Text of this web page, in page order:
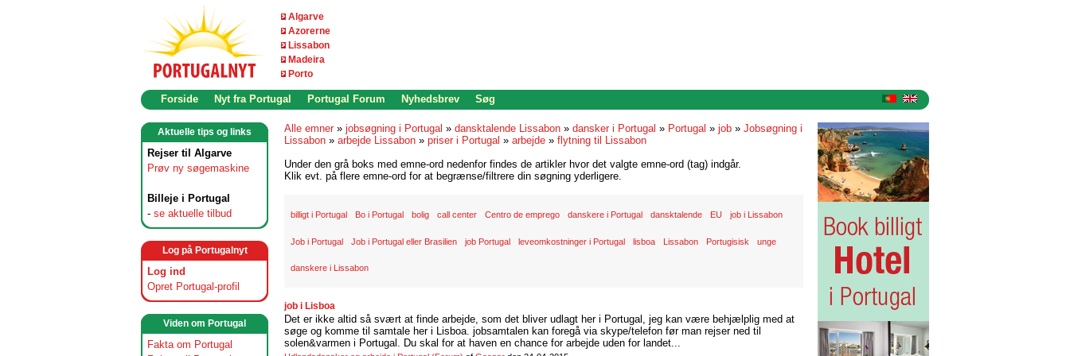
Algarve
Azorerne
Lissabon
Madeira
Porto
Forside Nyt fra Portugal Portugal Forum Nyhedsbrev Søg
Aktuelle tips og links
Rejser til Algarve
Prøv ny søgemaskine
Billeje i Portugal
- se aktuelle tilbud
Log på Portugalnyt
Log ind
Opret Portugal-profil
Viden om Portugal
Fakta om Portugal
Alle emner » jobsøgning i Portugal » dansktalende Lissabon » dansker i Portugal » Portugal » job » Jobsøgning i
Lissabon » arbejde Lissabon » priser i Portugal » arbejde » flytning til Lissabon
Under den grå boks med emne-ord nedenfor findes de artikler hvor det valgte emne-ord (tag) indgår.
Klik evt. på flere emne-ord for at begrænse/filtrere din søgning yderligere.
billigt i Portugal Bo i Portugal bolig call center Centro de emprego danskere i Portugal dansktalende EU job i Lissabon
Job i Portugal Job i Portugal eller Brasilien job Portugal leveomkostninger i Portugal lisboa Lissabon Portugisisk unge
danskere i Lissabon
job i Lisboa
Det er ikke altid så svært at finde arbejde, som det bliver udlagt her i Portugal, jeg kan være behjælplig med at
søge og komme til samtale her i Lisboa. jobsamtalen kan foregå via skype/telefon før man rejser ned til
solen&varmen i Portugal. Du skal for at haven en chance for arbejde uden for landet...